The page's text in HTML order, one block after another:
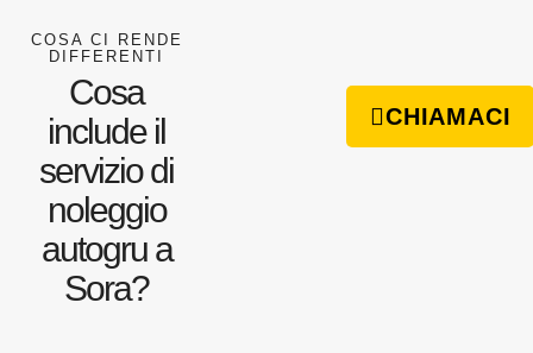
COSA CI RENDE
DIFFERENTI
Cosa
include il
servizio di
noleggio
autogru a
Sora?
CHIAMACI